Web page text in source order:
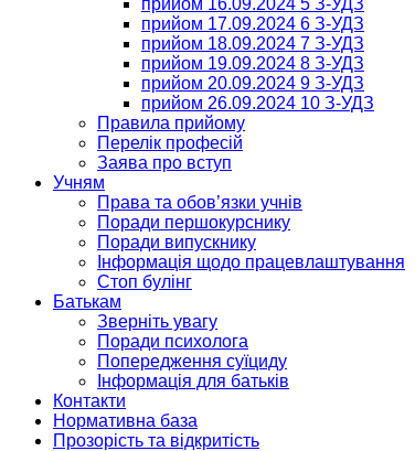
прийом 16.09.2024 5 З-УДЗ
прийом 17.09.2024 6 З-УДЗ
прийом 18.09.2024 7 З-УДЗ
прийом 19.09.2024 8 З-УДЗ
прийом 20.09.2024 9 З-УДЗ
прийом 26.09.2024 10 З-УДЗ
Правила прийому
Перелік професій
Заява про вступ
Учням
Права та обов’язки учнів
Поради першокурснику
Поради випускнику
Інформація щодо працевлаштування
Стоп булінг
Батькам
Зверніть увагу
Поради психолога
Попередження суїциду
Інформація для батьків
Контакти
Нормативна база
Прозорість та відкритість